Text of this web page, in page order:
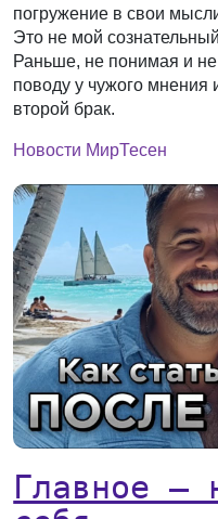
погружение в свои
Это не мой
Раньше, не понимая и
поводу у чужого мнения
второй брак.
Новости МирТесен
Главное —